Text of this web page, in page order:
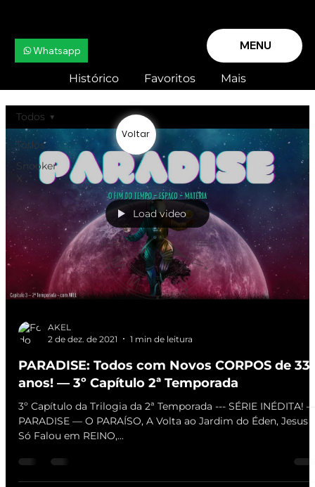
MENU
Whatsapp
Histórico Favoritos Mais
Todos
Snooker
X
Todos
Load video
AKEL
2 de dez. de 2021
1 min de leitura
PARADISE: Todos com Novos CORPOS de 33
anos! — 3º Capítulo 2ª Temporada
3º Capítulo da Trilogia da 2ª Temporada --- SÉRIE INÉDITA!
PARADISE — O PARAÍSO, A Volta ao Jardim do Éden, Jesus
Só Falou em REINO,...
Voltar